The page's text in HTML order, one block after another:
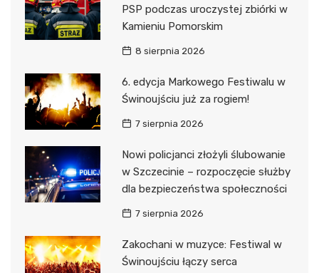
PSP podczas uroczystej zbiórki w
Kamieniu Pomorskim
8 sierpnia 2026
6. edycja Markowego Festiwalu w
Świnoujściu już za rogiem!
7 sierpnia 2026
Nowi policjanci złożyli ślubowanie
w Szczecinie – rozpoczęcie służby
dla bezpieczeństwa społeczności
7 sierpnia 2026
Zakochani w muzyce: Festiwal w
Świnoujściu łączy serca